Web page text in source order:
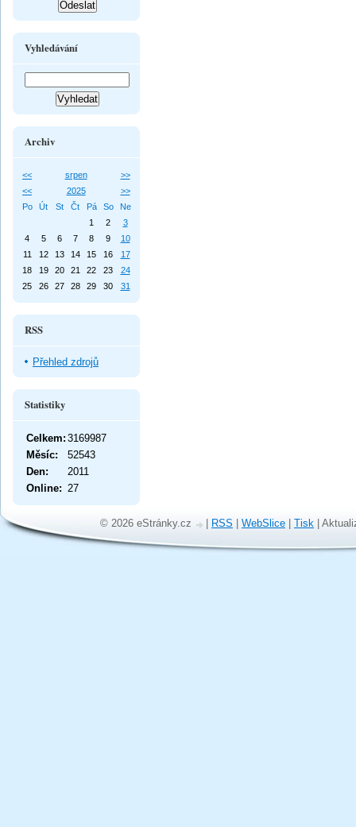
Vyhledávání
Archiv
<< srpen
>>
<<
2025
>>
Po
Út St Čt Pá So
Ne
1
2
3
4
5 6 7 8 9
10
11
12 13 14 15 16
17
18
19 20 21 22 23
24
25
26 27 28 29 30 31
RSS
Přehled zdrojů
Statistiky
Online: 27
Celkem: 3169987
Měsíc:
52543
Den:
2011
© 2026 eStránky.cz | RSS | WebSlice | Tisk |